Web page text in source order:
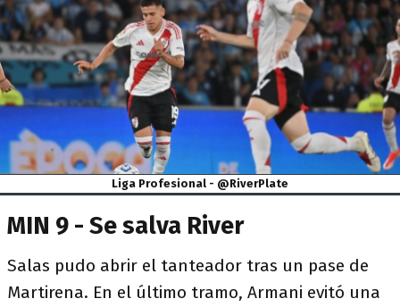
Liga Profesional - @RiverPlate
MIN 9 - Se salva River
Salas pudo abrir el tanteador tras un pase de
Martirena. En el último tramo, Armani evitó una